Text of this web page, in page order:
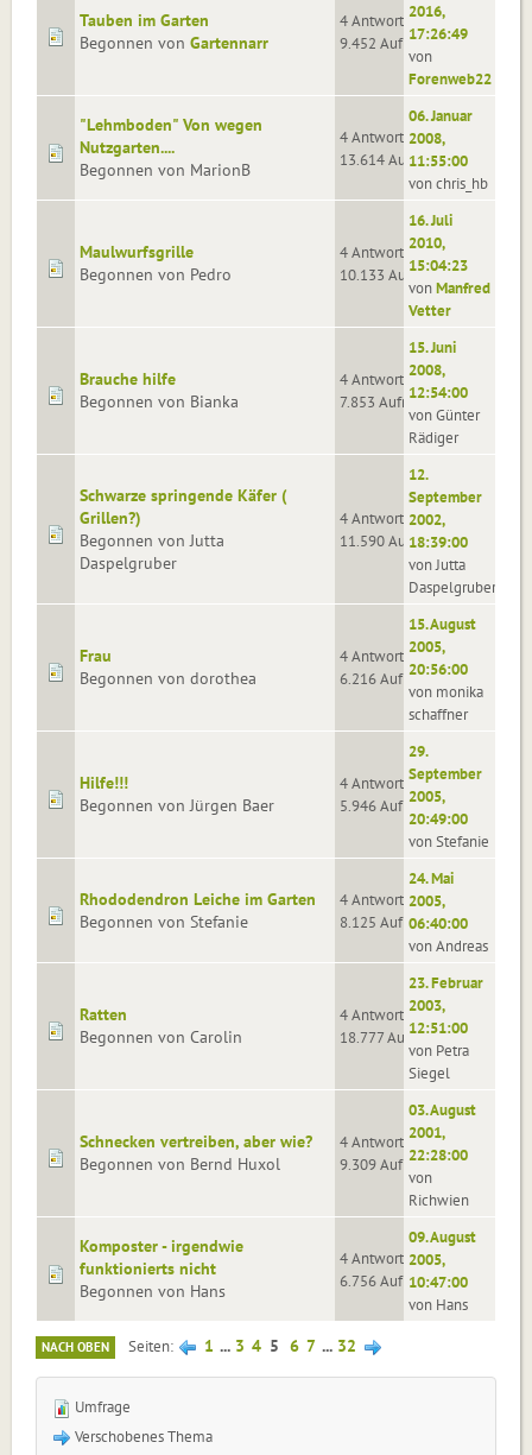
Tauben im Garten
Begonnen von Gartennarr
4 Antworten
9.452 Aufrufe
2016,
17:26:49
von
Forenweb22
"Lehmboden" Von wegen
Nutzgarten....
Begonnen von MarionB
4 Antworten
13.614 Aufrufe
06. Januar
2008,
11:55:00
von chris_hb
Maulwurfsgrille
Begonnen von Pedro
4 Antworten
10.133 Aufrufe
16. Juli
2010,
15:04:23
vonManfred
Vetter
Brauche hilfe
Begonnen von Bianka
4 Antworten
7.853 Aufrufe
15. Juni
2008,
12:54:00
von Günter
Rädiger
Schwarze springende Käfer (
Grillen?)
Begonnen von Jutta
Daspelgruber
4 Antworten
11.590 Aufrufe
12.
September
2002,
18:39:00
von Jutta
Daspelgruber
Frau
Begonnen von dorothea
4 Antworten
6.216 Aufrufe
15. August
2005,
20:56:00
von monika
schaffner
Hilfe!!!
Begonnen von Jürgen Baer
4 Antworten
5.946 Aufrufe
29.
September
2005,
20:49:00
von Stefanie
Rhododendron Leiche im Garten
Begonnen von Stefanie
4 Antworten
8.125 Aufrufe
24. Mai
2005,
06:40:00
von Andreas
Ratten
Begonnen von Carolin
4 Antworten
18.777 Aufrufe
23. Februar
2003,
12:51:00
von Petra
Siegel
Schnecken vertreiben, aber wie?
Begonnen von Bernd Huxol
4 Antworten
9.309 Aufrufe
03. August
2001,
22:28:00
von
Richwien
Komposter - irgendwie
funktionierts nicht
Begonnen von Hans
4 Antworten
6.756 Aufrufe
09. August
2005,
10:47:00
von Hans
NACH OBEN Seiten 1 ... 3 4 5 6 7 ... 32
Umfrage
Verschobenes Thema